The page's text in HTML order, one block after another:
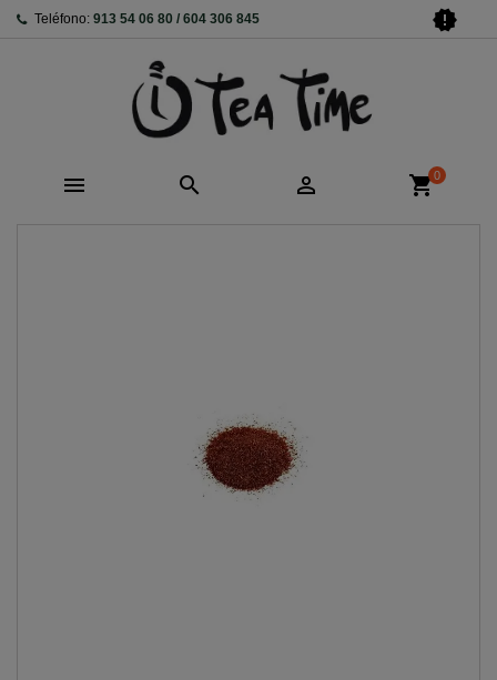
Teléfono: 913 54 06 80 / 604 306 845 new_releases
   shopping_cart0